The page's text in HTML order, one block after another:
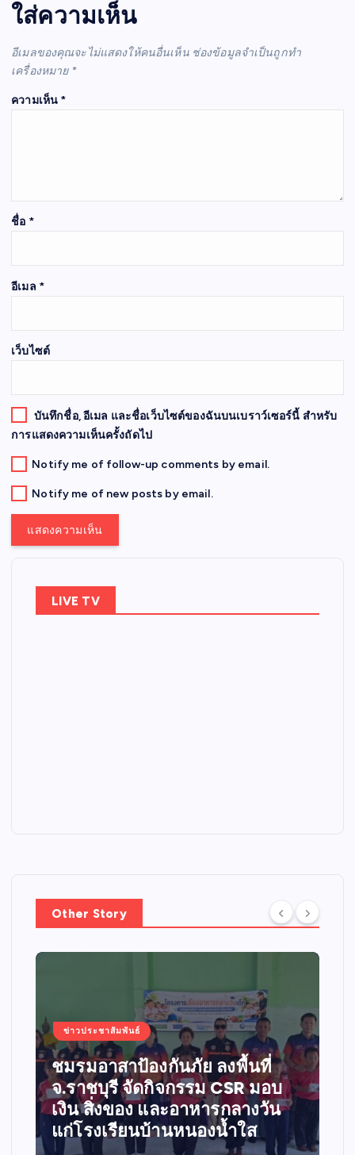
ใส่ความเห็น
อีเมลของคุณจะไม่แสดงให้คนอื่นเห็น ช่องข้อมูลจำเป็นถูกทำ
เครื่องหมาย *
ความเห็น *
ชื่อ *
อีเมล *
เว็บไซต์
บันทึกชื่อ, อีเมล และชื่อเว็บไซต์ของฉันบนเบราว์เซอร์นี้ สำหรับ
การแสดงความเห็นครั้งถัดไป
Notify me of follow-up comments by email.
Notify me of new posts by email.
LIVE TV
Other Story
ข่าวประชาสัมพันธ์
สะท้อนพลังแห่งศรัทธาและการ
แบ่งปัน